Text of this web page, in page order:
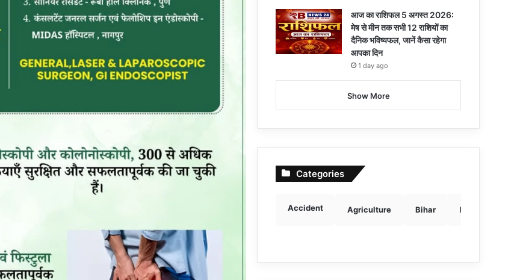
आज का राशिफल 5 अगस्त 2026:
मेष से मीन तक सभी 12 राशियों का
दैनिक भविष्यफल, जानें कैसा रहेगा
आपका दिन
1 day ago
Show More
Categories
Accident Agriculture Bihar Breaking news